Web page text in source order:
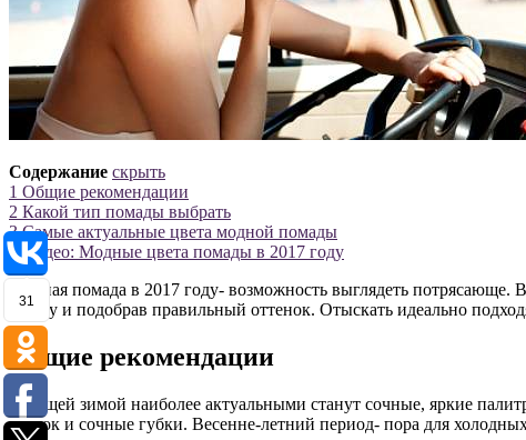
Содержание скрыть
1 Общие рекомендации
2 Какой тип помады выбрать
3 Самые актуальные цвета модной помады
4 Видео: Модные цвета помады в 2017 году
Модная помада в 2017 году- возможность выглядеть потрясающе.
форму и подобрав правильный оттенок. Отыскать идеально
Общие рекомендации
Будущей зимой наиболее актуальными станут сочные, яркие
красок и сочные губки. Весенне-летний период- пора для
31